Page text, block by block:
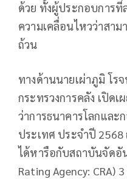
ด้วย ทั้งผู้ประกอบการที่
ความเคลื่อนไหวว่าสาม
ถ้วน
ทางด้านนายเผ่าภูมิ โร
กระทรวงการคลัง เปิด
ว่าการธนาคารโลกและ
ประเทศ ประจำปี
ได้หารือกับสถาบันจัดอั
Rating Agency: CRA)